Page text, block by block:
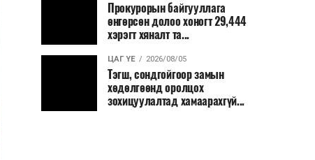
Прокурорын байгууллага
өнгөрсөн долоо хоногт 29,444
хэрэгт хяналт та...
ЦАГ ҮЕ 2026/08/05
Тэгш, сондгойгоор замын
хөдөлгөөнд оролцох
зохицуулалтад хамаарахгүй...